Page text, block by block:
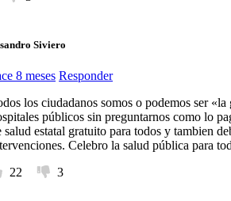
Siviero
8 meses Responder
los ciudadanos somos o podemos ser
públicos sin preguntarnos como lo
salud estatal gratuito para todos y tambien
Celebro la salud pública para
22
3